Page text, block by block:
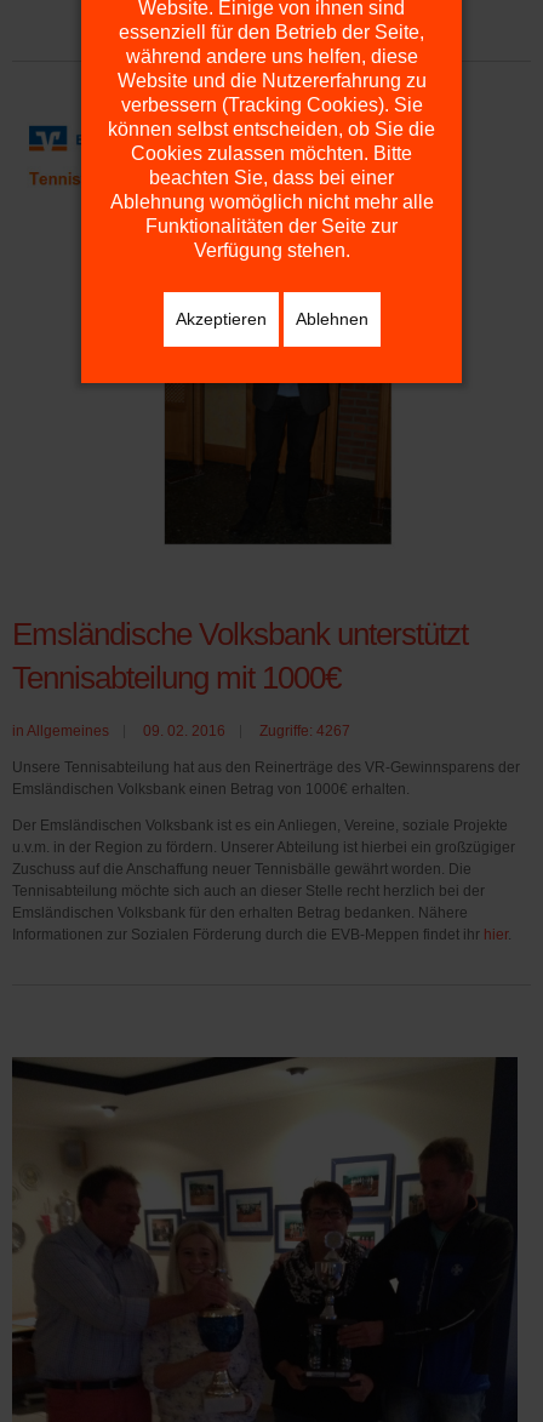
Emsländische Volksbank unterstützt
Tennisabteilung mit 1000€
in Allgemeines 09. 02. 2016 Zugriffe: 4267
Unsere Tennisabteilung hat aus den Reinerträge des VR-Gewinnsparens der
Emsländischen Volksbank einen Betrag von 1000€ erhalten.
Der Emsländischen Volksbank ist es ein Anliegen, Vereine, soziale Projekte
u.v.m. in der Region zu fördern. Unserer Abteilung ist hierbei ein großzügiger
Zuschuss auf die Anschaffung neuer Tennisbälle gewährt worden. Die
Tennisabteilung möchte sich auch an dieser Stelle recht herzlich bei der
Emsländischen Volksbank für den erhalten Betrag bedanken. Nähere
Informationen zur Sozialen Förderung durch die EVB-Meppen findet ihr hier.
Website. Einige von ihnen sind
essenziell für den Betrieb der Seite,
während andere uns helfen, diese
Website und die Nutzererfahrung zu
verbessern (Tracking Cookies). Sie
können selbst entscheiden, ob Sie die
Cookies zulassen möchten. Bitte
beachten Sie, dass bei einer
Ablehnung womöglich nicht mehr alle
Funktionalitäten der Seite zur
Verfügung stehen.
Akzeptieren Ablehnen